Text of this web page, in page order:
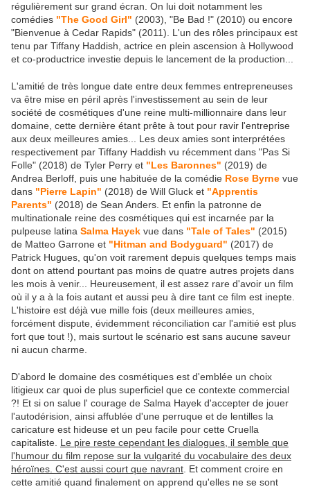
régulièrement sur grand écran. On lui doit notamment les
comédies "The Good Girl" (2003), "Be Bad !" (2010) ou encore
"Bienvenue à Cedar Rapids" (2011). L'un des rôles principaux est
tenu par Tiffany Haddish, actrice en plein ascension à Hollywood
et co-productrice investie depuis le lancement de la production...
L'amitié de très longue date entre deux femmes entrepreneuses
va être mise en péril après l'investissement au sein de leur
société de cosmétiques d'une reine multi-millionnaire dans leur
domaine, cette dernière étant prête à tout pour ravir l'entreprise
aux deux meilleures amies... Les deux amies sont interprétées
respectivement par Tiffany Haddish vu récemment dans "Pas Si
Folle" (2018) de Tyler Perry et "Les Baronnes" (2019) de
Andrea Berloff, puis une habituée de la comédie Rose Byrne vue
dans "Pierre Lapin" (2018) de Will Gluck et "Apprentis
Parents" (2018) de Sean Anders. Et enfin la patronne de
multinationale reine des cosmétiques qui est incarnée par la
pulpeuse latina Salma Hayek vue dans "Tale of Tales" (2015)
de Matteo Garrone et "Hitman and Bodyguard" (2017) de
Patrick Hugues, qu'on voit rarement depuis quelques temps mais
dont on attend pourtant pas moins de quatre autres projets dans
les mois à venir... Heureusement, il est assez rare d'avoir un film
où il y a à la fois autant et aussi peu à dire tant ce film est inepte.
L'histoire est déjà vue mille fois (deux meilleures amies,
forcément dispute, évidemment réconciliation car l'amitié est plus
fort que tout !), mais surtout le scénario est sans aucune saveur
ni aucun charme.
D'abord le domaine des cosmétiques est d'emblée un choix
litigieux car quoi de plus superficiel que ce contexte commercial
?! Et si on salue l' courage de Salma Hayek d'accepter de jouer
l'autodérision, ainsi affublée d'une perruque et de lentilles la
caricature est hideuse et un peu facile pour cette Cruella
capitaliste. Le pire reste cependant les dialogues, il semble que
l'humour du film repose sur la vulgarité du vocabulaire des deux
héroïnes. C'est aussi court que navrant . Et comment croire en
cette amitié quand finalement on apprend qu'elles ne se sont